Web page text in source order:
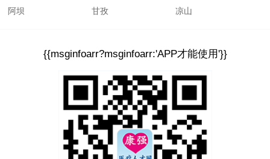
阿坝
甘孜 凉山
{{msginfoarr?msginfoarr:'APP才能使用'}}